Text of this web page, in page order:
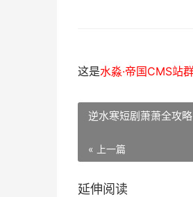
这是水淼·帝国CMS站
逆水寒短剧萧萧全攻
« 上一篇
延伸阅读